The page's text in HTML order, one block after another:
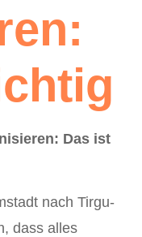
Das ist
nach Tirgu-
dass alles